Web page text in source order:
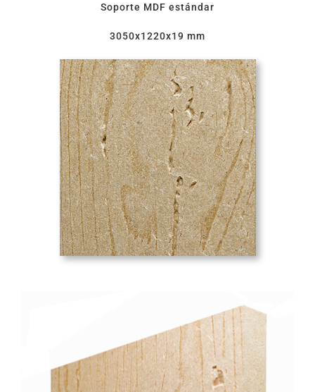
Soporte MDF estándar
3050x1220x19 mm